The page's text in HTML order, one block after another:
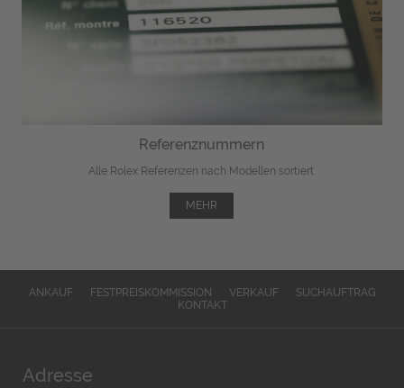
Referenznummern
Alle Rolex Referenzen nach Modellen sortiert.
MEHR
ANKAUF FESTPREISKOMMISSION VERKAUF
SUCHAUFTRAG
KONTAKT
Adresse